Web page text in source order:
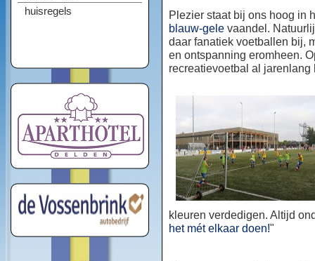
huisregels
Plezier staat bij ons hoog in
blauw-gele vaandel.
daar fanatiek voetballen bij,
en ontspanning eromheen.
recreatievoetbal al jarenlang
kleuren verdedigen. Altijd
het mét elkaar doen!"